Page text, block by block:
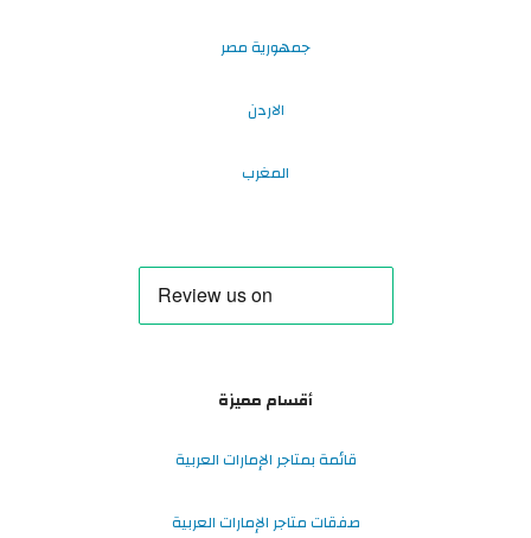
جمهورية مصر
الاردن
المغرب
أقسام مميزة
قائمة بمتاجر الإمارات العربية
صفقات متاجر الإمارات العربية